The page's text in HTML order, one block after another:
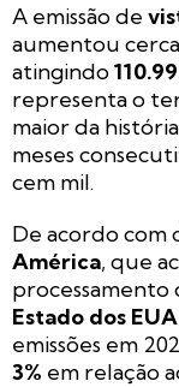
A emissão de
aumentou
atingindo
representa o
maior da
meses
cem mil.
De acordo com
América, que
processamento
Estado dos EUA
emissões em
3% em relação